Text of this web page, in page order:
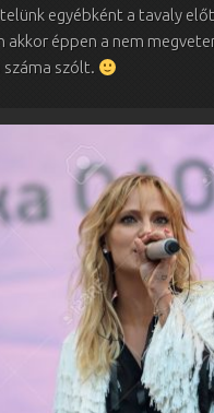
egyébként a tavaly
éppen a nem
száma szólt.